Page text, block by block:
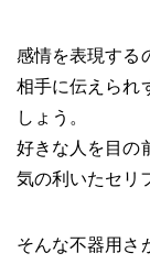
感情を表現する
相手に伝えられ
しょう。
好きな人を目の
気の利いたセリ
そんな不器用さ